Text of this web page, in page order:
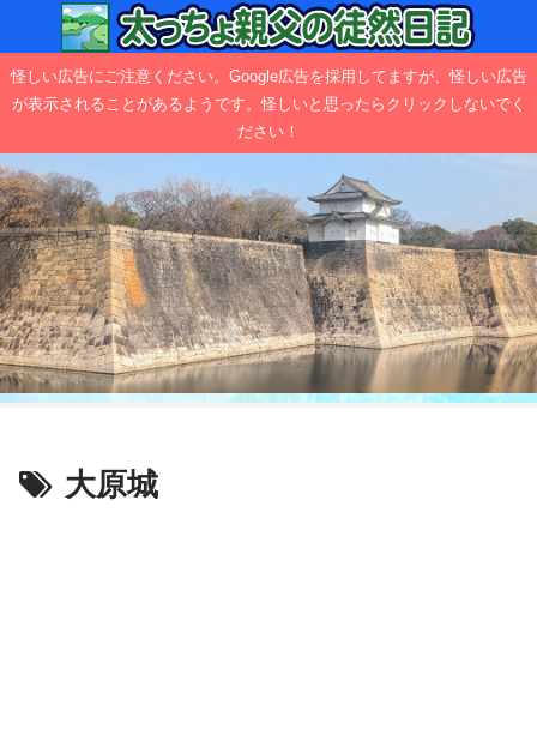
怪しい広告にご注意ください。Google広告を採用してますが、怪しい広告
が表示されることがあるようです。怪しいと思ったらクリックしないでく
ださい！
大原城